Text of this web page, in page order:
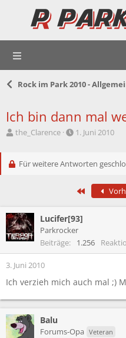
Rock im Park 2010 -
Ich bin dann mal
E
t
r
the_Clarence
E
t
a
m
1. Juni 2010
Für weitere Antworten
Erste
Lucifer[93]
Parkrocker
Beiträge
1.256
3. Juni 2010
Ich verzieh mich auch mal ;)
Balu
Forums-Opa Veteran